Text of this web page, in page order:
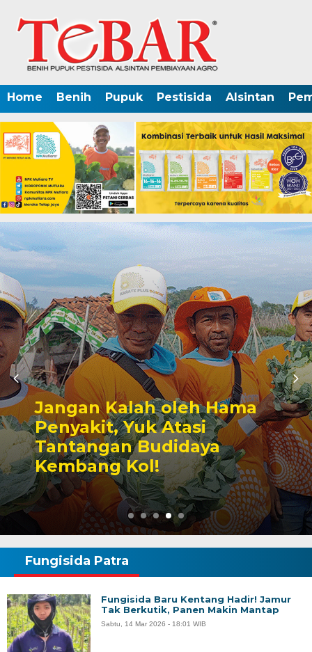
Home Benih Pupuk Pestisida Alsintan
Jangan Kalah oleh Hama
Penyakit, Yuk Atasi
Tantangan Budidaya
Kembang Kol!
Fungisida Patra
Fungisida Baru Kentang Hadir! Jamur
Tak Berkutik, Panen Makin Mantap
Sabtu, 14 Mar 2026 - 18:01 WIB